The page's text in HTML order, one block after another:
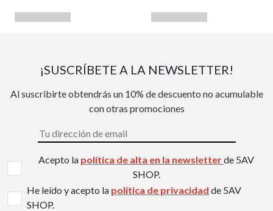
¡SUSCRÍBETE A LA NEWSLETTER!
Al suscribirte obtendrás un 10% de descuento no acumulable
con otras promociones
Acepto la política de alta en la newsletterde 5AV
SHOP.
He leído y acepto la política de privacidad de 5AV
SHOP.